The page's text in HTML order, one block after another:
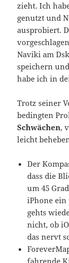
zieht. Ich
genutzt und
ausprobiert.
Naviki am
speichern
habe ich in
Trotz seiner
bedingten
Schwächen,
leicht
Der
dass die
um 45
iPhone ein
gehts
nicht, ob
das nervt